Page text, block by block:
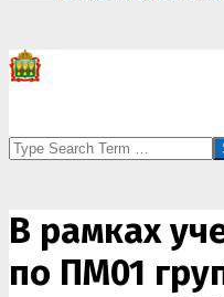
Search
В рамках
по ПМ01